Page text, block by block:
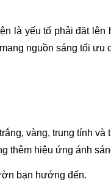
là yếu tố phải đặt lên
nguồn sáng tối ưu
vàng, trung tính và
thêm hiệu ứng ánh
bạn hướng đến.